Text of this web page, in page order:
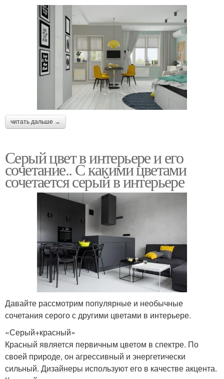
читать дальше →
Серый цвет в интерьере и его
сочетание.. С какими цветами
сочетается серый в интерьере
Давайте рассмотрим популярные и необычные
сочетания серого с другими цветами в интерьере.
«Серый+красный»
Красный является первичным цветом в спектре. По
своей природе, он агрессивный и энергетически
сильный. Дизайнеры используют его в качестве акцента.